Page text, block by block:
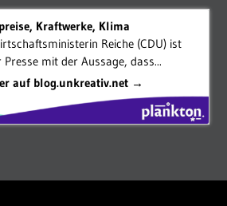
Kraftwerke, Klima
Reiche (CDU) ist
mit der Aussage, dass...
auf blog.unkreativ.net →